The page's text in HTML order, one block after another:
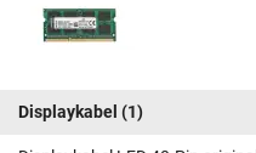
Displaykabel (1)